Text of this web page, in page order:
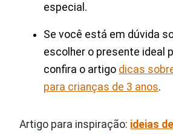
especial.
Se você está em dúvida
escolher o presente ideal
confira o artigo dicas
para crianças de 3 anos.
Artigo para inspiração: ideias